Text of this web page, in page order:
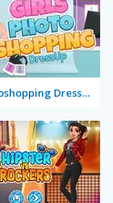
Girls Photoshopping Dressup